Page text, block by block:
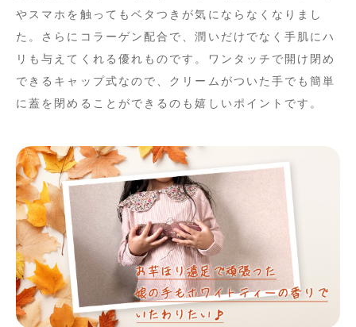
やスマホを触ってもベタつきが気にならなくなりまし
た。さらにコラーゲン配合で、潤いだけでなく手肌にハ
リも与えてくれる優れものです。ワンタッチで開け閉め
できるキャップ式なので、クリームがついた手でも簡単
に蓋を閉めることができるのも嬉しいポイントです。